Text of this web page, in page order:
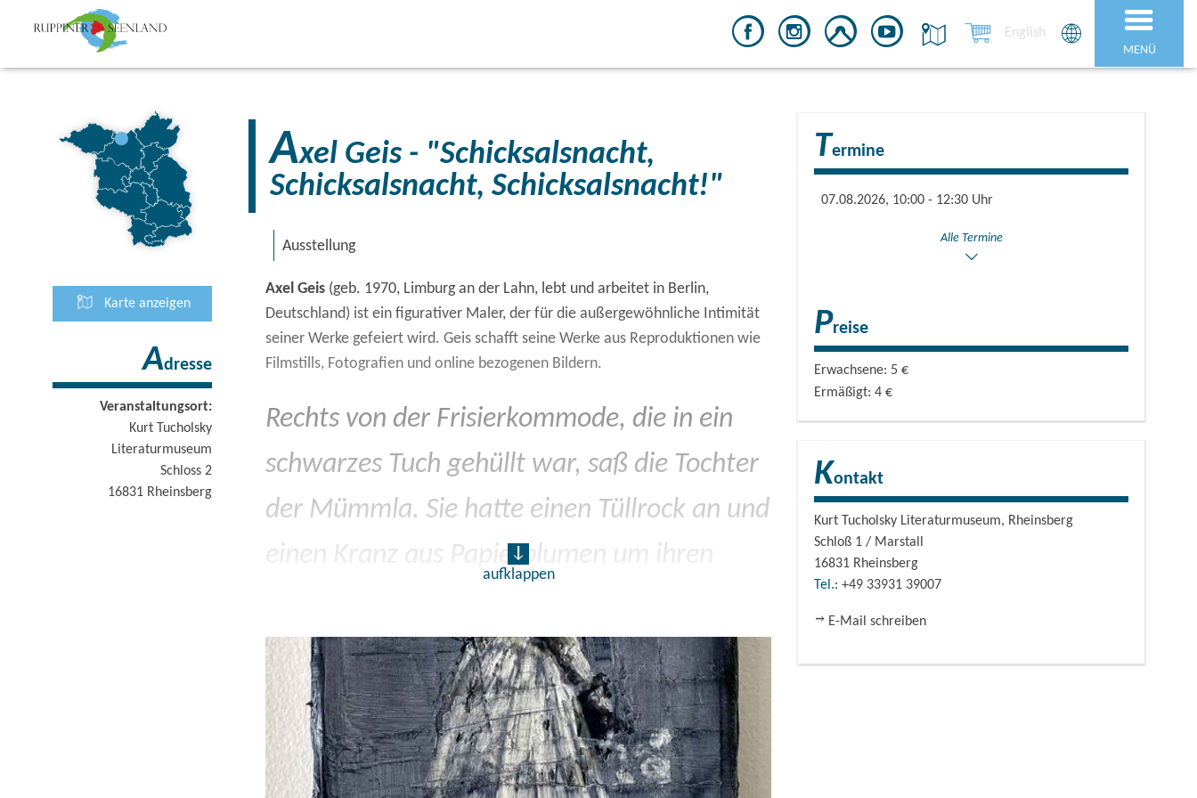
MENÜ
English
Karte anzeigen
Adresse
Veranstaltungsort:
Kurt Tucholsky
Literaturmuseum
Schloss 2
16831 Rheinsberg
Axel Geis - "Schicksalsnacht,
Schicksalsnacht, Schicksalsnacht!"
Ausstellung
Axel Geis (geb. 1970, Limburg an der Lahn, lebt und arbeitet in Berlin,
Deutschland) ist ein figurativer Maler, der für die außergewöhnliche Intimität
seiner Werke gefeiert wird. Geis schafft seine Werke aus Reproduktionen wie
Filmstills, Fotografien und online bezogenen Bildern.
Rechts von der Frisierkommode, die in ein
schwarzes Tuch gehüllt war, saß die Tochter
der Mümmla. Sie hatte einen Tüllrock an und
einen Kranz aus Papierblumen um ihren
voller Interesse die Zuschauer, die unterhalb
der Rampe in ihren Booten saßen, und
begann dann schnell und unbefangen:
„Sterb ich heut Nacht, obwohl mein
aufklappen
Termine
07.08.2026, 10:00 - 12:30 Uhr
Alle Termine
Preise
Erwachsene: 5 €
Ermäßigt: 4 €
Kontakt
Kurt Tucholsky Literaturmuseum, Rheinsberg
Schloß 1 / Marstall
16831 Rheinsberg
Tel.:+49 33931 39007
E-Mail schreiben